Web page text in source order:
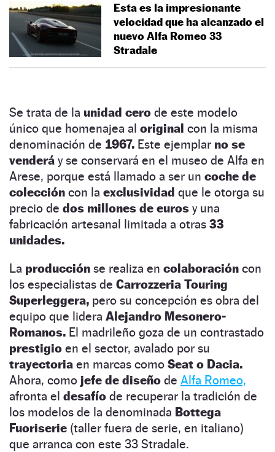
Esta es la impresionante
velocidad que ha alcanzado el
nuevo Alfa Romeo 33
Stradale
Se trata de la unidad cero de este modelo
único que homenajea al original con la misma
denominación de 1967. Este ejemplar no se
venderá y se conservará en el museo de Alfa en
Arese, porque está llamado a ser un coche de
colección con la exclusividad que le otorga su
precio de dos millones de euros y una
fabricación artesanal limitada a otras 33
unidades.
La producción se realiza en colaboración con
los especialistas de Carrozzeria Touring
Superleggera, pero su concepción es obra del
equipo que lidera Alejandro Mesonero-
Romanos. El madrileño goza de un contrastado
prestigio en el sector, avalado por su
trayectoria en marcas como Seat o Dacia.
Ahora, como jefe de diseño de Alfa Romeo,
afronta el desafío de recuperar la tradición de
los modelos de la denominada Bottega
Fuoriserie (taller fuera de serie, en italiano)
que arranca con este 33 Stradale.